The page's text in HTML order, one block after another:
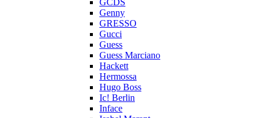
GCDS
Genny
GRESSO
Gucci
Guess
Guess Marciano
Hackett
Hermossa
Hugo Boss
Ic! Berlin
Inface